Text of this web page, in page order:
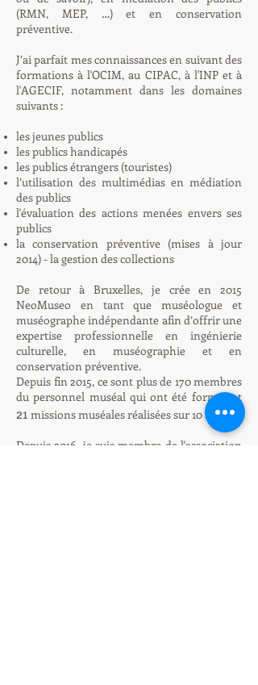
(RMN, MEP, …) et en conservation
préventive.
J’ai parfait mes connaissances en suivant des
formations à l'OCIM, au CIPAC, à l'INP et à
l'AGECIF, notamment dans les domaines
suivants :
les jeunes publics
les publics handicapés
les publics étrangers (touristes)
l’utilisation des multimédias en médiation
des publics
l'évaluation des actions menées envers ses
publics
la conservation préventive (mises à jour
2014) - la gestion des collections
De retour à Bruxelles, je crée en 2015
NeoMuseo en tant que muséologue et
muséographe indépendante afin d’offrir une
expertise professionnelle en ingénierie
culturelle, en muséographie et en
conservation préventive.
Depuis fin 2015, ce sont plus de 170 membres
du personnel muséal qui ont été formés et
21 missions muséales réalisées sur 10 ans.
Depuis 2016, je suis membre de l'association